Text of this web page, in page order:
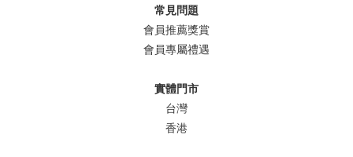
常見問題
會員推薦獎賞
會員專屬禮遇
實體門市
台灣
香港